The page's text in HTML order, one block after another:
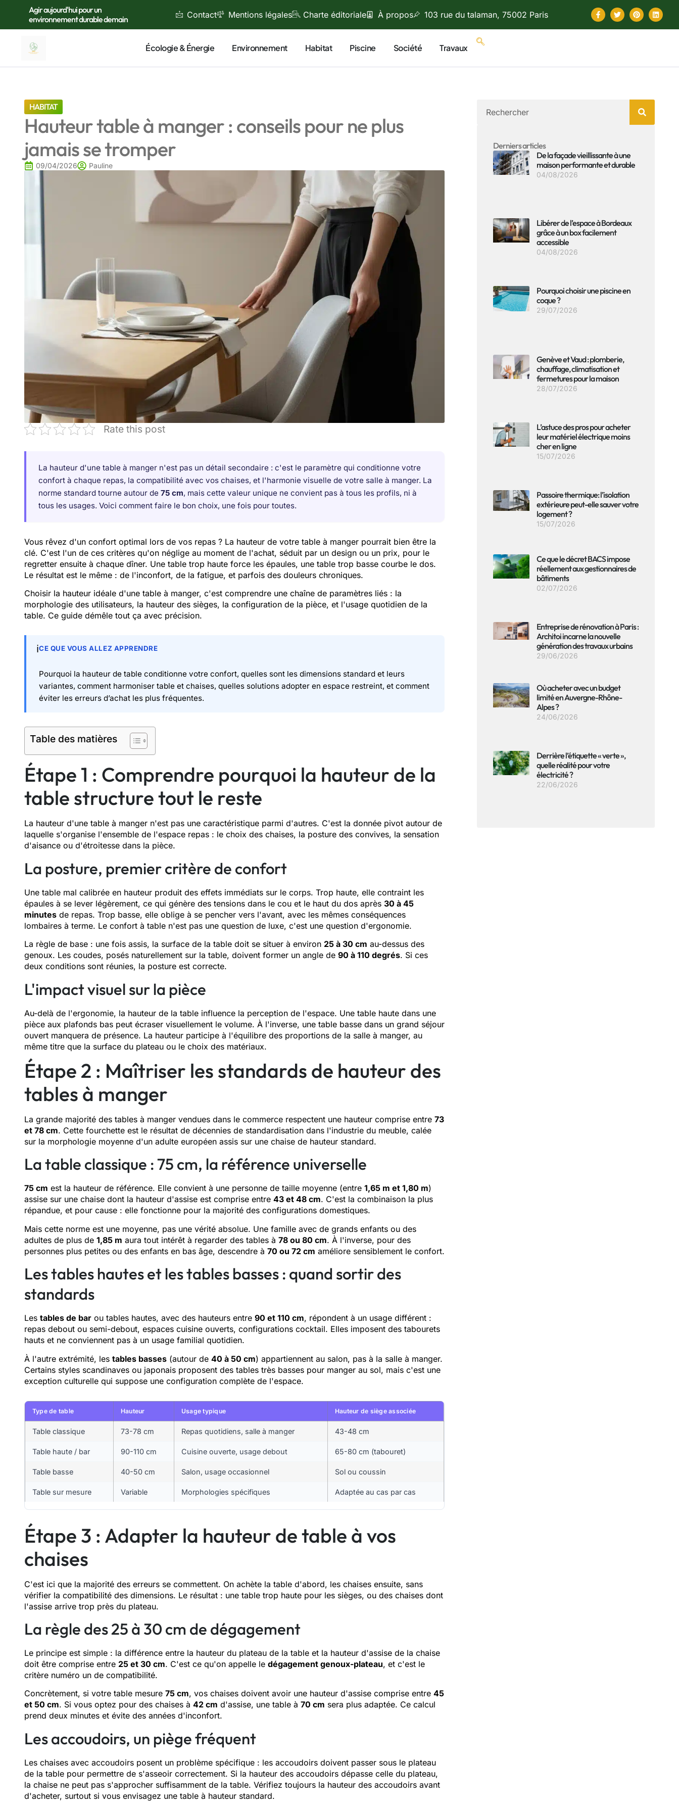
Agir aujourd'hui pour un
environnement durable demain
Contact Mentions légales Charte éditoriale À propos 103 rue du talaman, 75002 Paris
Écologie & Énergie Environnement Habitat Piscine Société Travaux
HABITAT
Hauteur table à manger : conseils pour ne plus
jamais se tromper
09/04/2026 Pauline
Rate this post
La hauteur d'une table à manger n'est pas un détail secondaire : c'est le paramètre qui conditionne votre
confort à chaque repas, la compatibilité avec vos chaises, et l'harmonie visuelle de votre salle à manger. La
norme standard tourne autour de 75 cm, mais cette valeur unique ne convient pas à tous les profils, ni à
tous les usages. Voici comment faire le bon choix, une fois pour toutes.
Vous rêvez d'un confort optimal lors de vos repas ? La hauteur de votre table à manger pourrait bien être la
clé. C'est l'un de ces critères qu'on néglige au moment de l'achat, séduit par un design ou un prix, pour le
regretter ensuite à chaque dîner. Une table trop haute force les épaules, une table trop basse courbe le dos.
Le résultat est le même : de l'inconfort, de la fatigue, et parfois des douleurs chroniques.
Choisir la hauteur idéale d'une table à manger, c'est comprendre une chaîne de paramètres liés : la
morphologie des utilisateurs, la hauteur des sièges, la configuration de la pièce, et l'usage quotidien de la
table. Ce guide démêle tout ça avec précision.
ℹ️CE QUE VOUS ALLEZ APPRENDRE
Pourquoi la hauteur de table conditionne votre confort, quelles sont les dimensions standard et leurs
variantes, comment harmoniser table et chaises, quelles solutions adopter en espace restreint, et comment
éviter les erreurs d’achat les plus fréquentes.
Table des matières
Étape 1 : Comprendre pourquoi la hauteur de la
table structure tout le reste
La hauteur d'une table à manger n'est pas une caractéristique parmi d'autres. C'est la donnée pivot autour de
laquelle s'organise l'ensemble de l'espace repas : le choix des chaises, la posture des convives, la sensation
d'aisance ou d'étroitesse dans la pièce.
La posture, premier critère de confort
Une table mal calibrée en hauteur produit des effets immédiats sur le corps. Trop haute, elle contraint les
épaules à se lever légèrement, ce qui génère des tensions dans le cou et le haut du dos après 30 à 45
minutes de repas. Trop basse, elle oblige à se pencher vers l'avant, avec les mêmes conséquences
lombaires à terme. Le confort à table n'est pas une question de luxe, c'est une question d'ergonomie.
La règle de base : une fois assis, la surface de la table doit se situer à environ 25 à 30 cm au-dessus des
genoux. Les coudes, posés naturellement sur la table, doivent former un angle de 90 à 110 degrés. Si ces
deux conditions sont réunies, la posture est correcte.
L'impact visuel sur la pièce
Au-delà de l'ergonomie, la hauteur de la table influence la perception de l'espace. Une table haute dans une
pièce aux plafonds bas peut écraser visuellement le volume. À l'inverse, une table basse dans un grand séjour
ouvert manquera de présence. La hauteur participe à l'équilibre des proportions de la salle à manger, au
même titre que la surface du plateau ou le choix des matériaux.
Étape 2 : Maîtriser les standards de hauteur des
tables à manger
La grande majorité des tables à manger vendues dans le commerce respectent une hauteur comprise entre 73
et 78 cm. Cette fourchette est le résultat de décennies de standardisation dans l'industrie du meuble, calée
sur la morphologie moyenne d'un adulte européen assis sur une chaise de hauteur standard.
La table classique : 75 cm, la référence universelle
75 cm est la hauteur de référence. Elle convient à une personne de taille moyenne (entre 1,65 m et 1,80 m)
assise sur une chaise dont la hauteur d'assise est comprise entre 43 et 48 cm. C'est la combinaison la plus
répandue, et pour cause : elle fonctionne pour la majorité des configurations domestiques.
Mais cette norme est une moyenne, pas une vérité absolue. Une famille avec de grands enfants ou des
adultes de plus de 1,85 m aura tout intérêt à regarder des tables à 78 ou 80 cm. À l'inverse, pour des
personnes plus petites ou des enfants en bas âge, descendre à 70 ou 72 cm améliore sensiblement le confort.
Les tables hautes et les tables basses : quand sortir des
standards
Les tables de bar ou tables hautes, avec des hauteurs entre 90 et 110 cm, répondent à un usage différent :
repas debout ou semi-debout, espaces cuisine ouverts, configurations cocktail. Elles imposent des tabourets
hauts et ne conviennent pas à un usage familial quotidien.
À l'autre extrémité, les tables basses (autour de 40 à 50 cm) appartiennent au salon, pas à la salle à manger.
Certains styles scandinaves ou japonais proposent des tables très basses pour manger au sol, mais c'est une
exception culturelle qui suppose une configuration complète de l'espace.
Type de table Hauteur Usage typique Hauteur de siège associée
Table classique 73-78 cm Repas quotidiens, salle à manger 43-48 cm
Table haute / bar 90-110 cm Cuisine ouverte, usage debout 65-80 cm (tabouret)
Table basse 40-50 cm Salon, usage occasionnel Sol ou coussin
Table sur mesure Variable Morphologies spécifiques Adaptée au cas par cas
Étape 3 : Adapter la hauteur de table à vos
chaises
C'est ici que la majorité des erreurs se commettent. On achète la table d'abord, les chaises ensuite, sans
vérifier la compatibilité des dimensions. Le résultat : une table trop haute pour les sièges, ou des chaises dont
l'assise arrive trop près du plateau.
La règle des 25 à 30 cm de dégagement
Le principe est simple : la différence entre la hauteur du plateau de la table et la hauteur d'assise de la chaise
doit être comprise entre 25 et 30 cm. C'est ce qu'on appelle le dégagement genoux-plateau, et c'est le
critère numéro un de compatibilité.
Concrètement, si votre table mesure 75 cm, vos chaises doivent avoir une hauteur d'assise comprise entre 45
et 50 cm. Si vous optez pour des chaises à 42 cm d'assise, une table à 70 cm sera plus adaptée. Ce calcul
prend deux minutes et évite des années d'inconfort.
Les accoudoirs, un piège fréquent
Les chaises avec accoudoirs posent un problème spécifique : les accoudoirs doivent passer sous le plateau
de la table pour permettre de s'asseoir correctement. Si la hauteur des accoudoirs dépasse celle du plateau,
la chaise ne peut pas s'approcher suffisamment de la table. Vérifiez toujours la hauteur des accoudoirs avant
d'acheter, surtout si vous envisagez une table à hauteur standard.
Derniers articles
De la façade vieillissante à une
maison performante et durable
04/08/2026
Libérer de l’espace à Bordeaux
grâce à un box facilement
accessible
04/08/2026
Pourquoi choisir une piscine en
coque ?
29/07/2026
Genève et Vaud : plomberie,
chauffage, climatisation et
fermetures pour la maison
28/07/2026
L’astuce des pros pour acheter
leur matériel électrique moins
cher en ligne
15/07/2026
Passoire thermique: l’isolation
extérieure peut-elle sauver votre
logement ?
15/07/2026
Ce que le décret BACS impose
réellement aux gestionnaires de
bâtiments
02/07/2026
Entreprise de rénovation à Paris :
Architoi incarne la nouvelle
génération des travaux urbains
29/06/2026
Où acheter avec un budget
limité en Auvergne-Rhône-
Alpes ?
24/06/2026
Derrière l’étiquette « verte »,
quelle réalité pour votre
électricité ?
22/06/2026